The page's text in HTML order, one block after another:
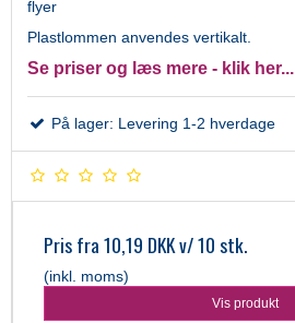
flyer
Plastlommen anvendes vertikalt.
Se priser og læs mere - klik her...
På lager: Levering 1-2 hverdage
Pris fra10,19 DKKv/ 10 stk.
(inkl. moms)
Vis produkt